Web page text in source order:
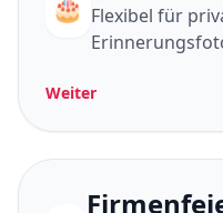
Flexibel für
Weiter